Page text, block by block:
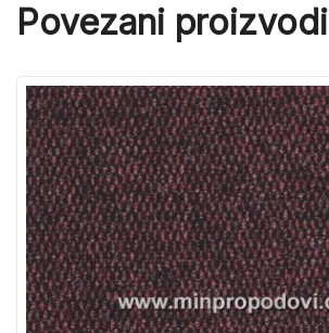
Povezani proizvodi